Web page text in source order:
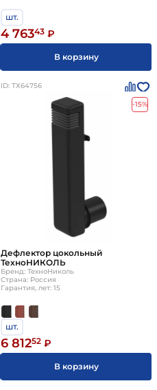
шт.
4 76343 ₽
В корзину
ID: ТХ64756
-15%
Дефлектор цокольный
ТехноНИКОЛЬ
Бренд: ТехноНиколь
Страна: Россия
Гарантия, лет: 15
шт.
6 81252 ₽
В корзину